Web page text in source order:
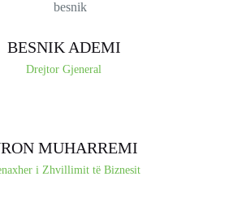
BESNIK ADEMI
Drejtor Gjeneral
MUHARREMI
i Zhvillimit të Biznesit